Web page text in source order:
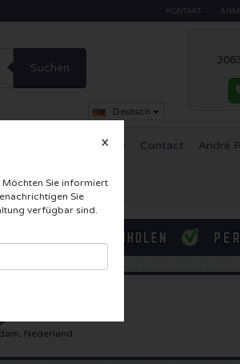
KONTAKT
Suchen
Deutsch
Incentive-Reise Contact André
X
Sie informiert
Sie
verfügbar sind.
Nederland